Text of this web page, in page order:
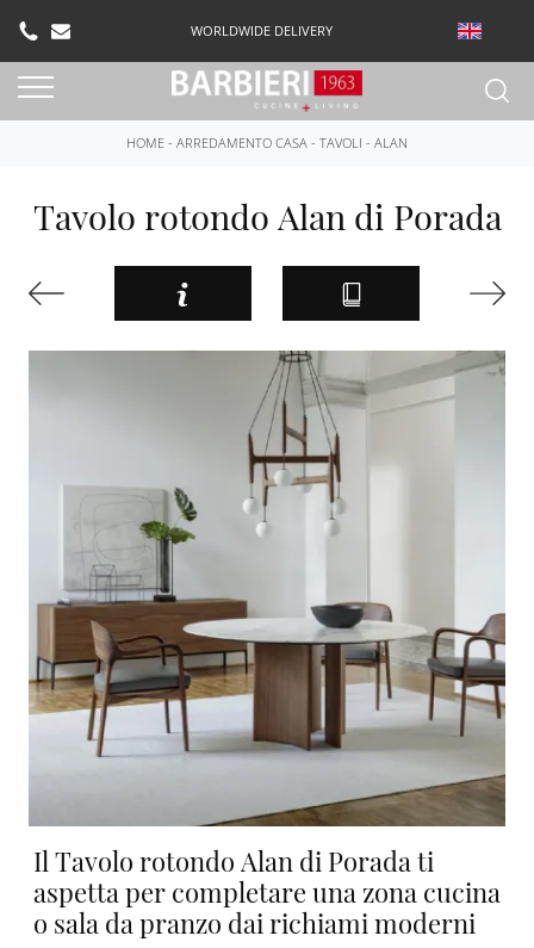
WORLDWIDE DELIVERY
HOME - ARREDAMENTO CASA - TAVOLI - ALAN
Tavolo rotondo Alan di Porada
Il Tavolo rotondo Alan di Porada ti
aspetta per completare una zona cucina
o sala da pranzo dai richiami moderni